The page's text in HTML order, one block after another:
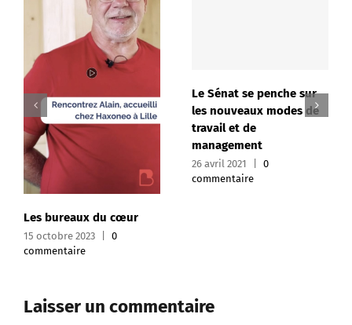
Les bureaux du cœur
15 octobre 2023
0
commentaire
Le Sénat se penche sur
les nouveaux modes de
travail et de
management
26 avril 2021
0
commentaire
Laisser un commentaire